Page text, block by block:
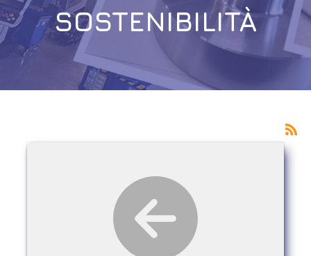
SOSTENIBILITÀ